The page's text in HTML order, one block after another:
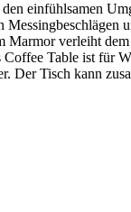
einfühlsamen
verleiht
Table ist für
Tisch kann